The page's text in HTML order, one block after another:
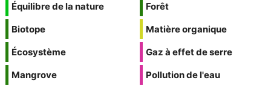
Équilibre de la nature
Biotope
Écosystème
Mangrove
Forêt
Matière organique
Gaz à effet de serre
Pollution de l'eau